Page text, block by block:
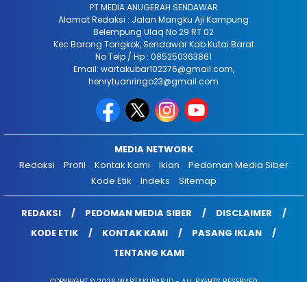
PT MEDIA ANUGERAH SENDAWAR
Alamat Redaksi : Jalan Mangku Aji Kampung
Belempung Ulaq No 29 RT 02
Kec Barong Tongkok, Sendawar Kab Kutai Barat
No Telp / Hp : 085250363861
Email: wartakubar102376@gmail.com,
henrytuanringo23@gmail.com
MEDIA NETWORK
Redaksi
Profil Kontak Kami Iklan
Pedoman Media Siber
Kode Etik
Indeks Sitemap
REDAKSI PEDOMAN MEDIA SIBER
DISCLAIMER
KODE ETIK
KONTAK KAMI
PASANG IKLAN
TENTANG KAMI